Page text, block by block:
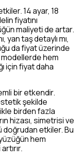
14 ayar, 18
fiyatını
maliyeti de artar.
yan taş detaylı mı,
da fiyat üzerinde
modellerde hem
için fiyat daha
bir etkendir.
şekilde
birden fazla
hizası, simetrisi ve
etkiler. Bu
hem